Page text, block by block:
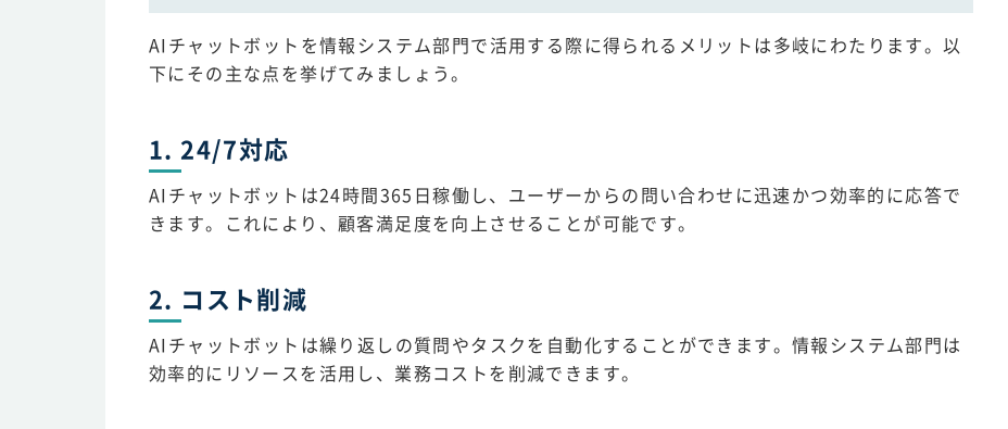
AIチャットボットを情報システム部門で活用する際に得られるメリットは多岐にわたります。以
下にその主な点を挙げてみましょう。
1. 24/7対応
AIチャットボットは24時間365日稼働し、ユーザーからの問い合わせに迅速かつ効率的に応答で
きます。これにより、顧客満足度を向上させることが可能です。
2. コスト削減
AIチャットボットは繰り返しの質問やタスクを自動化することができます。情報システム部門は
効率的にリソースを活用し、業務コストを削減できます。